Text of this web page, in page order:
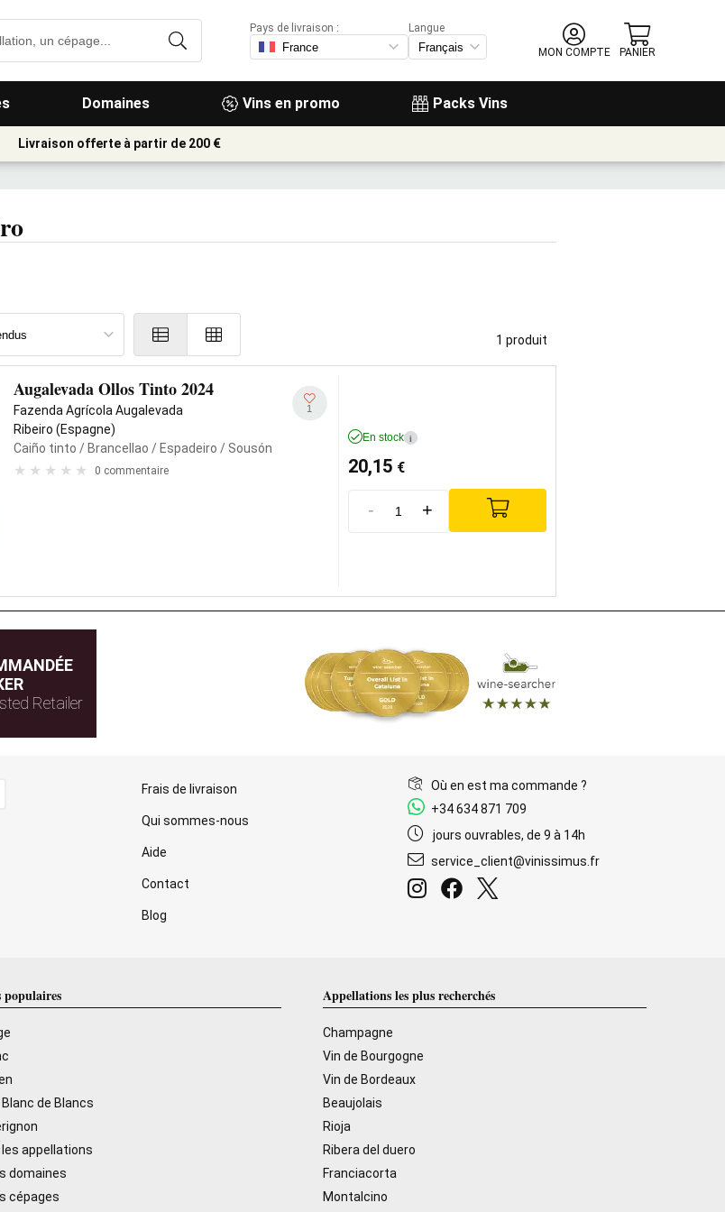
Domaines Vins en promo Packs Vins
Pays de livraison :
Langue
MON COMPTE
PANIER
Livraison offerte à partir de 200 €
1 produit
Augalevada Ollos Tinto 2024
Fazenda Agrícola Augalevada
Ribeiro (Espagne)
Caiño tinto / Brancellao / Espadeiro / Sousón
0 commentaire
1
En stock i
20,15 €
- +
Retailer
Frais de livraison
Qui sommes-nous
Aide
Contact
Blog
Où en est ma commande ?
+34 634 871 709
jours ouvrables, de 9 à 14h
service_client@vinissimus.fr
populaires
de Blancs
appellations
domaines
cépages
Appellations les plus recherchés
Champagne
Vin de Bourgogne
Vin de Bordeaux
Beaujolais
Rioja
Ribera del duero
Franciacorta
Montalcino